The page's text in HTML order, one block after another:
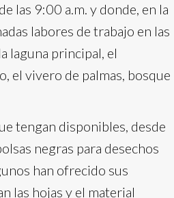
las 9:00 a.m. y donde, en la
labores de trabajo en las
laguna principal, el
el vivero de palmas, bosque
tengan disponibles, desde
negras para desechos
han ofrecido sus
las hojas y el material